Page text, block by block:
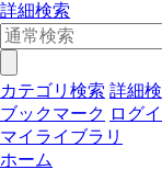
詳細検索
カテゴリ検索 詳細
ブックマーク ログ
マイライブラリ
ホーム